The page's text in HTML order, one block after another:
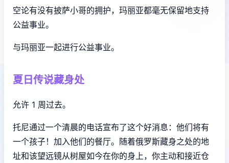
空论有没有披萨小哥的拥护，玛丽亚都毫无保留地支持
公益事业。
与玛丽亚一起进行公益事业。
夏日传说藏身处
允许 1 周过去。
托尼通过一个清晨的电话宣布了这个好消息：他们将有
一个孩子！加入他们的餐厅。随着俄罗斯藏身之处的地
址和该望远镜从树屋如今在你的身上，你主动和接近仓